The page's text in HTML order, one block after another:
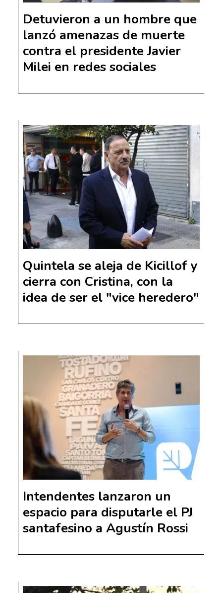
Detuvieron a un hombre que
lanzó amenazas de muerte
contra el presidente Javier
Milei en redes sociales
Quintela se aleja de Kicillof y
cierra con Cristina, con la
idea de ser el "vice heredero"
Intendentes lanzaron un
espacio para disputarle el PJ
santafesino a Agustín Rossi